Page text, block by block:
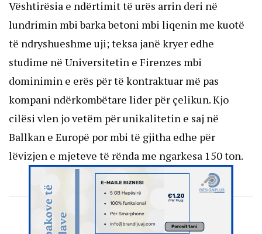
Vështirësia e ndërtimit të urës arrin deri në
lundrimin mbi barka betoni mbi liqenin me kuotë
të ndryshueshme uji; teksa janë kryer edhe
studime në Universitetin e Firenzes mbi
dominimin e erës për të kontraktuar më pas
kompani ndërkombëtare lider për çelikun. Kjo
cilësi vlen jo vetëm për unikalitetin e saj në
Ballkan e Europë por mbi të gjitha edhe për
lëvizjen e mjeteve të rënda me ngarkesa 150 ton.